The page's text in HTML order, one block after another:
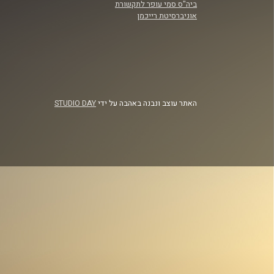
ביה"ס סמי עופר לתקשורת
אוניברסיטת רייכמן
האתר עוצב ונבנה באהבה על ידיSTUDIO DAY